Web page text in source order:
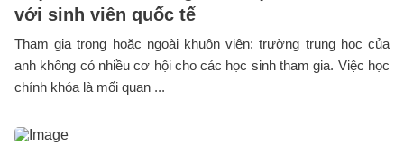
với sinh viên quốc tế
Tham gia trong hoặc ngoài khuôn viên: trường trung học của
anh không có nhiều cơ hội cho các học sinh tham gia. Việc học
chính khóa là mối quan ...